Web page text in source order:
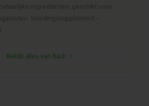
ingrediënten, geschikt voor
Voedingssupplement –
Bekijk alles van Bach